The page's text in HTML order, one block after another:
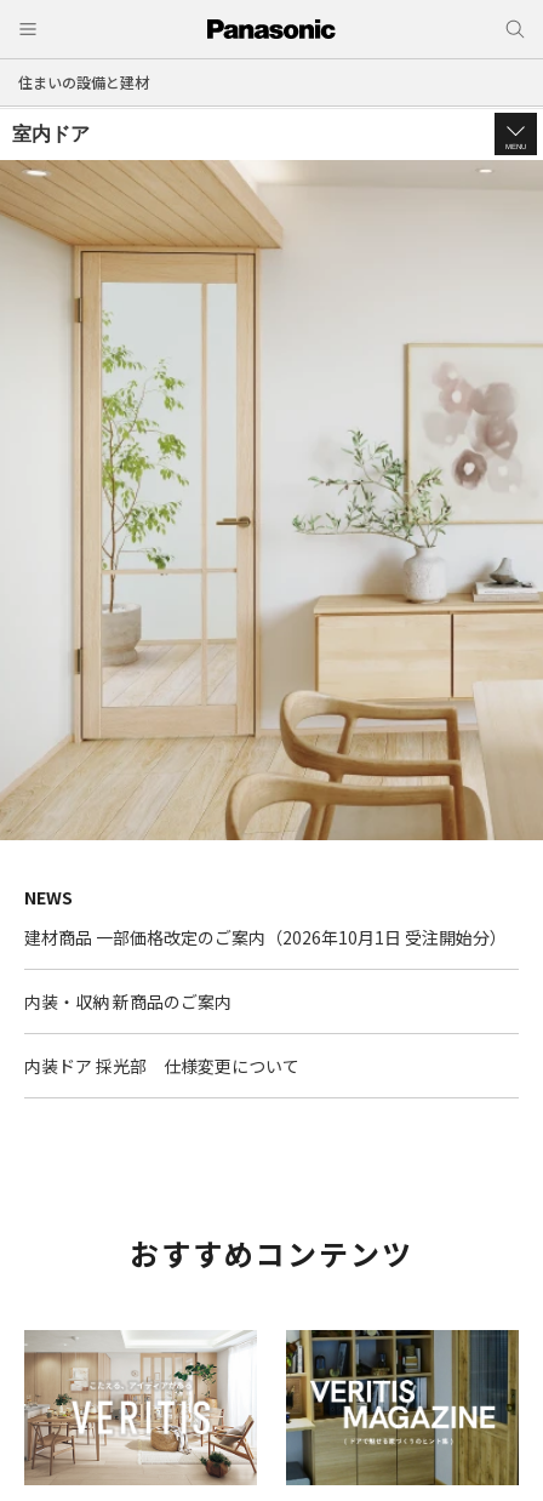
住まいの設備と建材
室内ドア
MENU
NEWS
建材商品 一部価格改定のご案内（2026年10月1日 受注開始分）
内装・収納 新商品のご案内
内装ドア 採光部 仕様変更について
おすすめコンテンツ